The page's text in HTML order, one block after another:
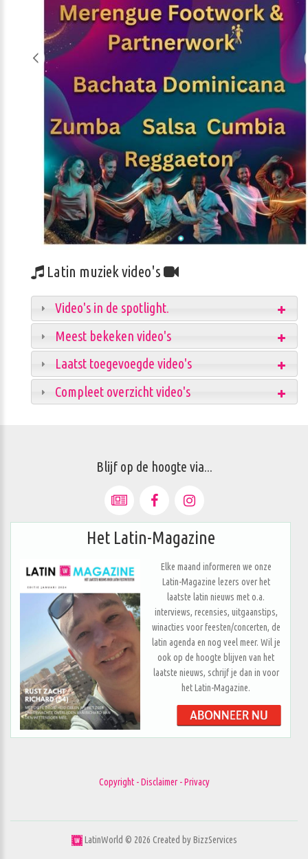
Latin muziek video's
Video's in de spotlight.
Meest bekeken video's
Laatst toegevoegde video's
Compleet overzicht video's
Blijf op de hoogte via...
Het Latin-Magazine
Elke maand informeren we onze
Latin-Magazine lezers over het
laatste latin nieuws met o.a.
interviews, recensies, uitgaanstips,
winacties voor feesten/concerten, de
latin agenda en nog veel meer. Wil je
ook op de hoogte blijven van het
laatste nieuws, schrijf je dan in voor
het Latin-Magazine.
Copyright - Disclaimer - Privacy
LatinWorld © 2026 Created byBizzServices